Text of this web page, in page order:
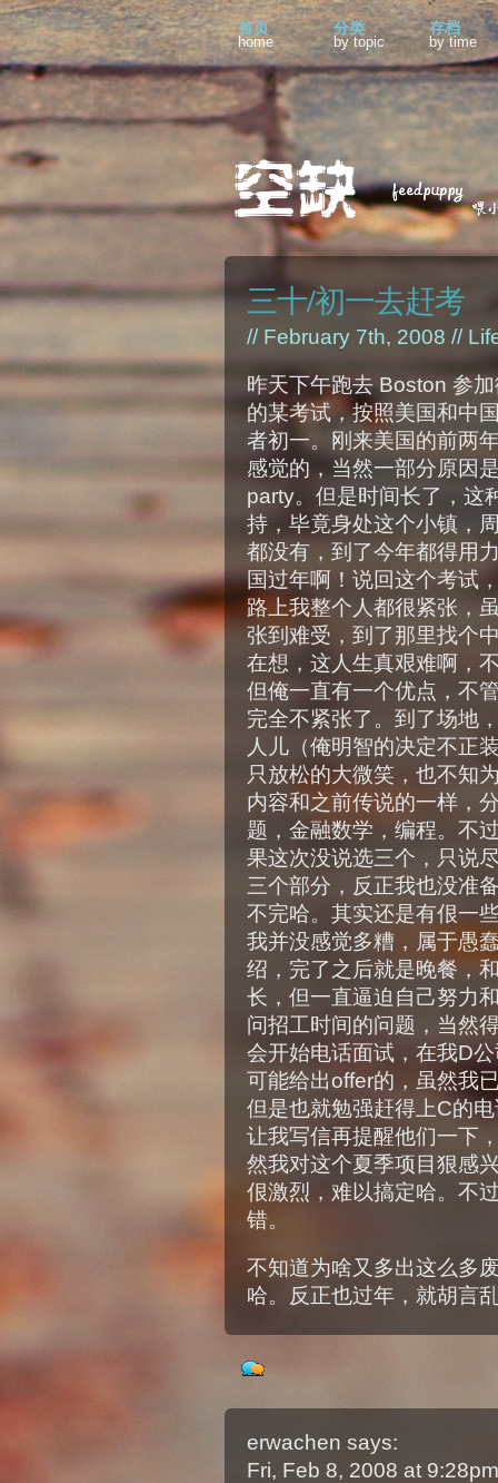
首页
home
分类
by topic
存档
by time
三十/初一去赶考
// February 7th, 2008 //
昨天下午跑去 Boston 参
的某考试，按照美国和中
者初一。刚来美国的前两
感觉的，当然一部分原因
party。但是时间长了，这
持，毕竟身处这个小镇，
都没有，到了今年都得用
国过年啊！说回这个考试
路上我整个人都很紧张，
张到难受，到了那里找个
在想，这人生真艰难啊，
但俺一直有一个优点，不
完全不紧张了。到了场地
人儿（俺明智的决定不正
只放松的大微笑，也不知
内容和之前传说的一样，
题，金融数学，编程。不
果这次没说选三个，只说
三个部分，反正我也没准
不完哈。其实还是有佷一
我并没感觉多糟，属于愚
绍，完了之后就是晚餐，
长，但一直逼迫自己努力
问招工时间的问题，当然
会开始电话面试，在我D
可能给出offer的，虽然我
但是也就勉强赶得上C的
让我写信再提醒他们一下
然我对这个夏季项目狠感
佷激烈，难以搞定哈。不
错。
不知道为啥又多出这么多
哈。反正也过年，就胡言
erwachen says:
Fri, Feb 8, 2008 at